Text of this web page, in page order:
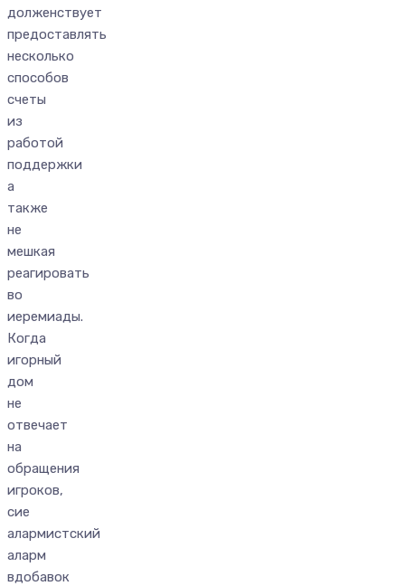
долженствует
предоставлять
несколько
способов
счеты
из
работой
поддержки
а
также
не
мешкая
реагировать
во
иеремиады.
Когда
игорный
дом
не
отвечает
на
обращения
игроков,
сие
алармистский
аларм
вдобавок